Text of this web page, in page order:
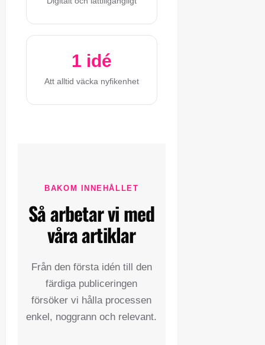
1 idé
Att alltid väcka nyfikenhet
BAKOM INNEHÅLLET
Så arbetar vi med
våra artiklar
Från den första idén till den
färdiga publiceringen
försöker vi hålla processen
enkel, noggrann och relevant.